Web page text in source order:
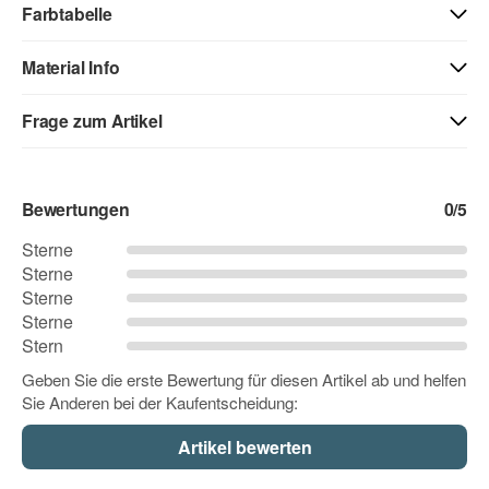
Farbtabelle
06 - orange 07 - hellrot 08 - rot
10 - pink 12 - flieder
Material Info
Frage zum Artikel
Vorname
Nachname
Firma
Bewertungen 0/5
Sterne
Sterne
Sterne
Sterne
Stern
Geben Sie die erste Bewertung für diesen Artikel ab und helfen
Sie Anderen bei der Kaufentscheidung: